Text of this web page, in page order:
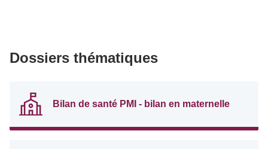
Dossiers thématiques
Bilan de santé PMI - bilan en maternelle